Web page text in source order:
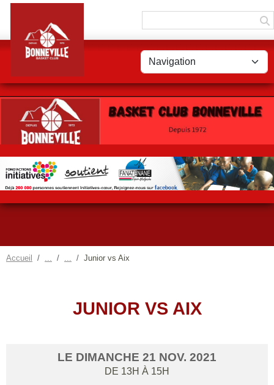
Accueil Junior vs Aix
JUNIOR VS AIX
LE DIMANCHE 21 NOV. 2021
DE 13H À 15H